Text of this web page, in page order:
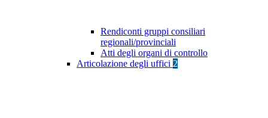
Rendiconti gruppi consiliari
regionali/provinciali
Atti degli organi di controllo
Articolazione degli uffici 2